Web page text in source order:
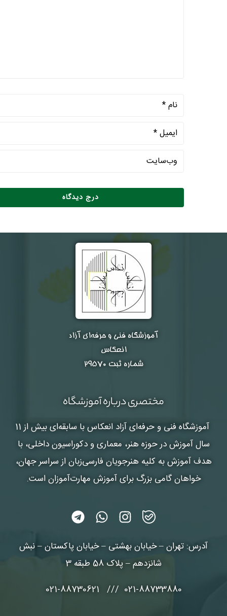
آموزشگاه فنی و حرفه‌ای آزاد
انعکاس
شماره ثبت ۲۹۵۷۰
مختصری درباره آموزشگاه
آموزشگاه فنی و حرفه‌ای آزاد انعکاس
با سابقه‌ای بیش از 11
سال آموزش در حوزه هنر، معماری و دکوراسیون داخلی، با
هدف آموزش به کلیه هنرجویان فارسی‌زبان از سراسر جهان،
خواهان گامی بزرگ برای آموزش مهارت‌آموزان است.
آدرس: تهران – خیابان بهشتی – خیابان پاکستان – نبش
شانزدهم – پلاک 58 طبقه 3
021-88733880 /// 021-88730621